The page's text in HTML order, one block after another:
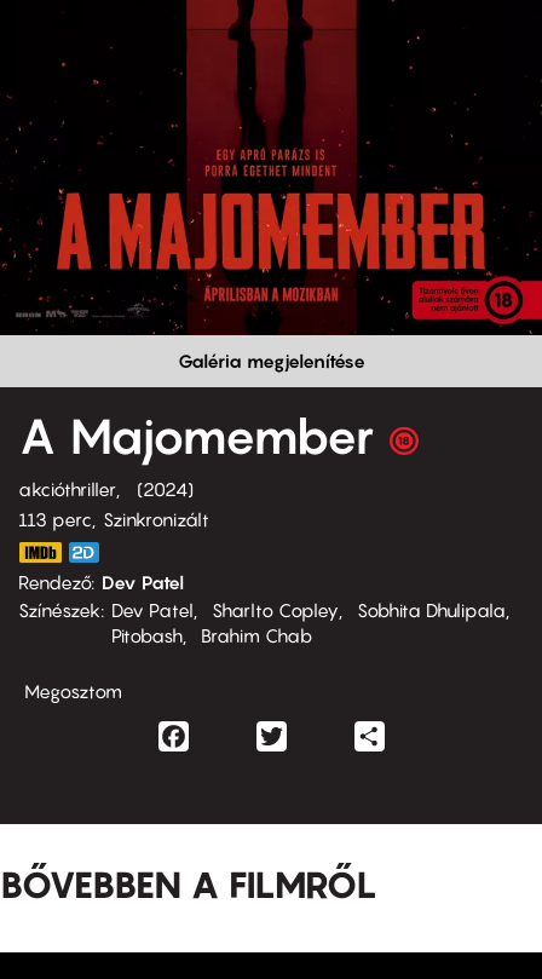
Galéria megjelenítése
A Majomember
akcióthriller
2024
113 perc,
Szinkronizált
Rendező Dev Patel
Színészek
Dev Patel Sharlto Copley
Sobhita Dhulipala
Pitobash
Brahim Chab
Megosztom
Facebook
BŐVEBBEN A FILMRŐL